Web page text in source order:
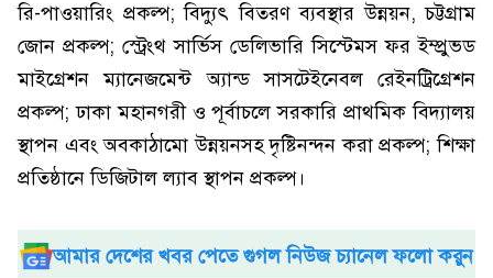
রি-পাওয়ারিং প্রকল্প; বিদ্যুৎ বিতরণ ব্যবস্থার উন্নয়ন, চট্টগ্রাম
জোন প্রকল্প; স্ট্রেংথ সার্ভিস ডেলিভারি সিস্টেমস ফর ইম্প্রুভড
মাইগ্রেশন ম্যানেজমেন্ট অ্যান্ড সাসটেইনেবল রেইনট্রিগ্রেশন
প্রকল্প; ঢাকা মহানগরী ও পূর্বাচলে সরকারি প্রাথমিক বিদ্যালয়
স্থাপন এবং অবকাঠামো উন্নয়নসহ দৃষ্টিনন্দন করা প্রকল্প; শিক্ষা
প্রতিষ্ঠানে ডিজিটাল ল্যাব স্থাপন প্রকল্প।
আমার দেশের খবর পেতে গুগল নিউজ চ্যানেল ফলো করুন